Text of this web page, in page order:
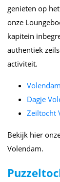
genieten op
onze
kapitein
authentiek
activiteit.
Dagje
Zeiltocht
Bekijk hier
Volendam.